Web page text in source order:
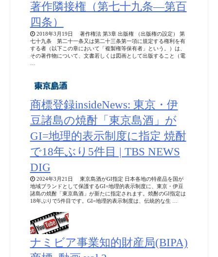
著作隣接権（第七十九条―第百
四条）
2018年3月19日 著作権法 第3章 出版権 （出版権の設定） 第
七十九条 第二十一条又は第二十三条第一項に規定する権利を有
する者（以下この章において「複製権等保有者」という。）は、
その著作物について、文書若しくは図画として出版すること（電
商標登録insideNews: 東京・伊
豆諸島の焼酎「東京島酒」が
GI=地理的表示制度に指定 焼酎
で18年ぶり5件目 | TBS NEWS
DIG
2024年3月21日 東京島酒がGI指定 日本各地の特産品を国が
地域ブランドとして保護するGI=地理的表示制度に、東京・伊豆
諸島の焼酎「東京島酒」が新たに指定されます。焼酎のGI指定は
18年ぶりで5件目です。GI=地理的表示制度は、伝統的な生 …
ナミビア事業知的財産局(BIPA)